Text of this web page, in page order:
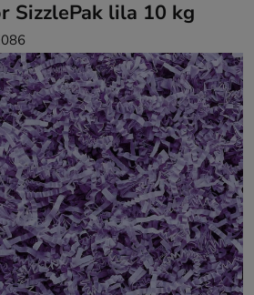
SizzlePak lila 10 kg